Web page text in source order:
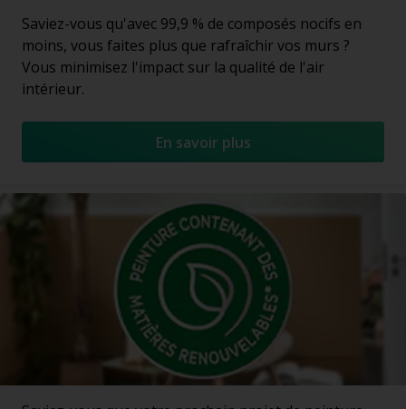
Saviez-vous qu'avec 99,9 % de composés nocifs en
moins, vous faites plus que rafraîchir vos murs ?
Vous minimisez l'impact sur la qualité de l'air
intérieur.
En savoir plus